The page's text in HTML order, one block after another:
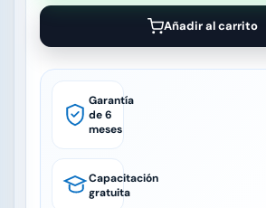
Añadir al carrito
Garantía
de 6
meses
Capacitación
gratuita